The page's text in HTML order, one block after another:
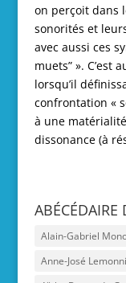
on perçoit dans
sonorités et
avec aussi ces
muets” ». C’est
lorsqu’il
confrontation «
à une
dissonance (à
ABÉCÉDAIRE
Alain-Gabriel
Anne-José